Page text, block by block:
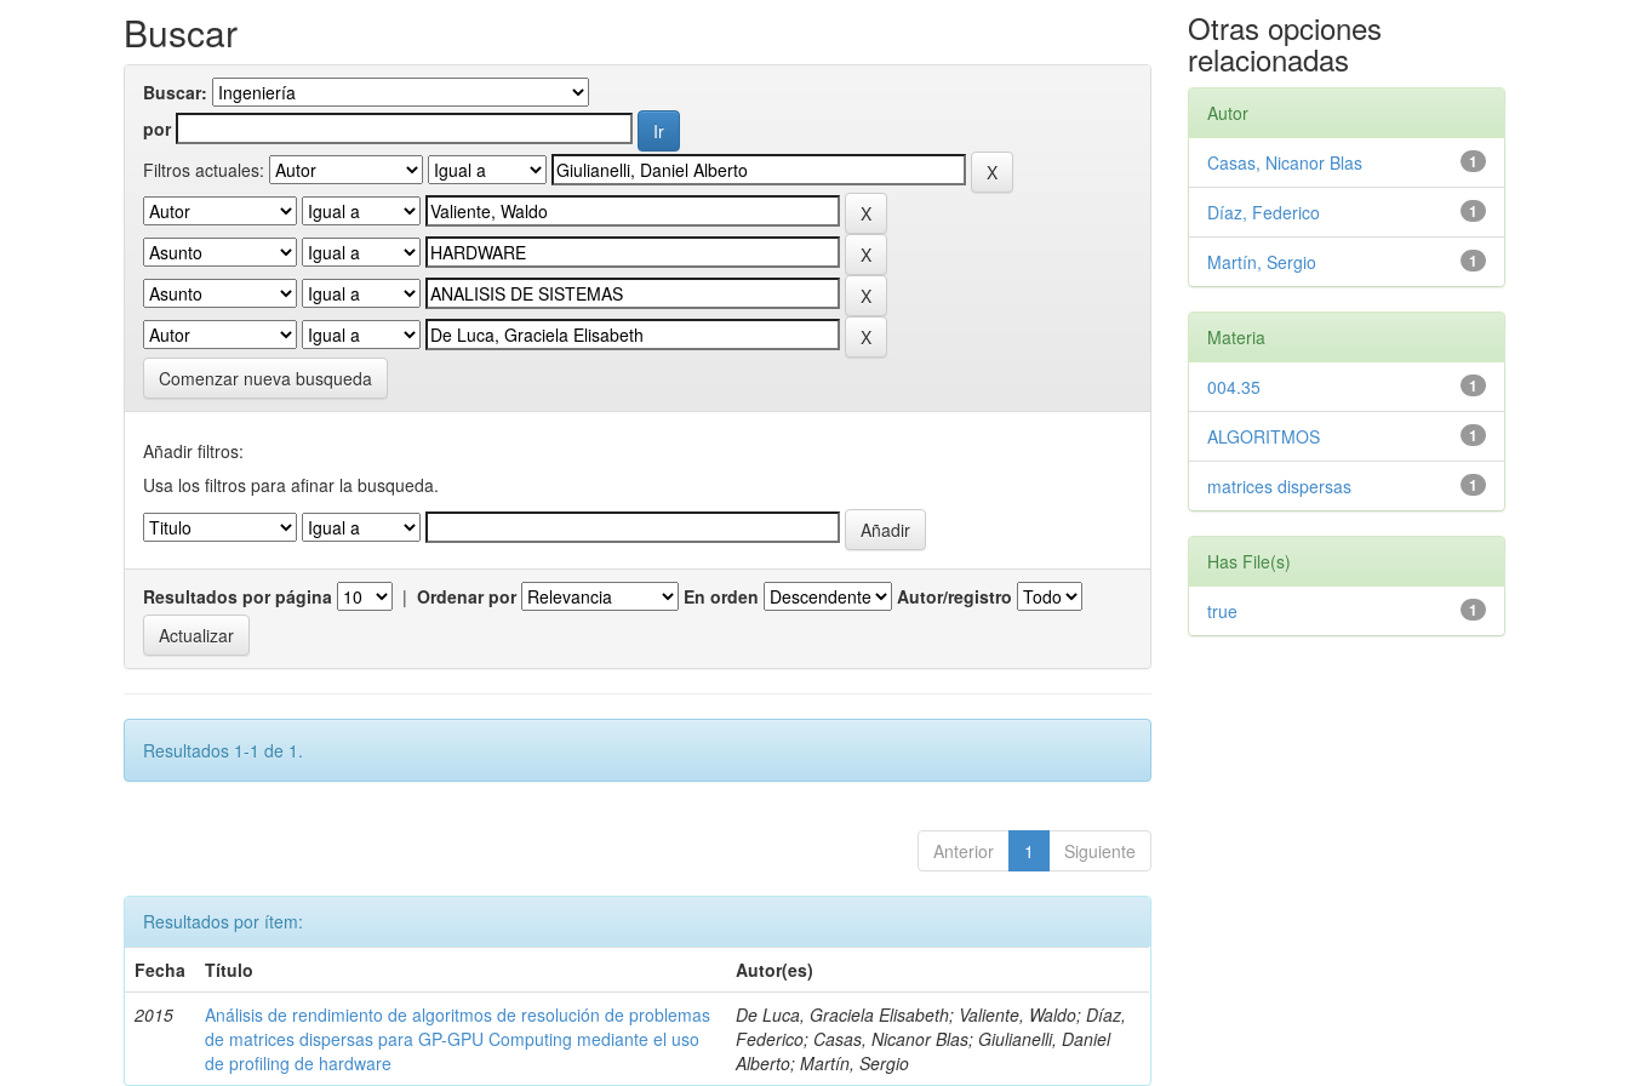
Buscar
Buscar:
por
Filtros actuales:
Comenzar nueva busqueda
Añadir filtros:
Usa los filtros para afinar la busqueda.
Resultados por página | Ordenar por En orden Autor/registro
Resultados 1-1 de 1.
Anterior 1 Siguiente
Resultados por ítem:
Fecha
Título
Autor(es)
2015
Análisis de rendimiento de algoritmos de resolución de problemas
de matrices dispersas para GP-GPU Computing mediante el uso
de profiling de hardware
De Luca, Graciela Elisabeth; Valiente, Waldo; Díaz,
Federico; Casas, Nicanor Blas; Giulianelli, Daniel
Alberto; Martín, Sergio
Otras opciones
relacionadas
Autor
1
Casas, Nicanor Blas
1
Díaz, Federico
1
Martín, Sergio
Materia
1
004.35
1
ALGORITMOS
1
matrices dispersas
Has File(s)
1
true